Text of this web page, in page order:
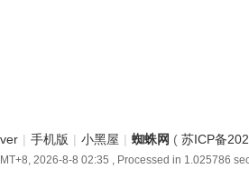
| 手机版 | 小黑屋 | 蜘蛛网 ( 苏ICP备
2026-8-8 02:35 , Processed in 1.025786